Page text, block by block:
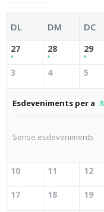
DL DM DC
27 28 29
3 4 5
Esdeveniments per a 8
Sense esdeveniments
10 11 12
17 18 19